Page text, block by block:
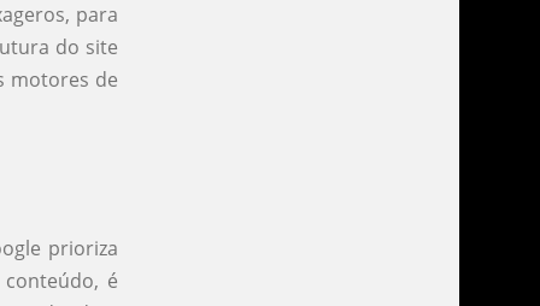
para
do site
motores de
prioriza
é